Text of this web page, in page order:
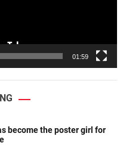
01:59
become the poster girl for